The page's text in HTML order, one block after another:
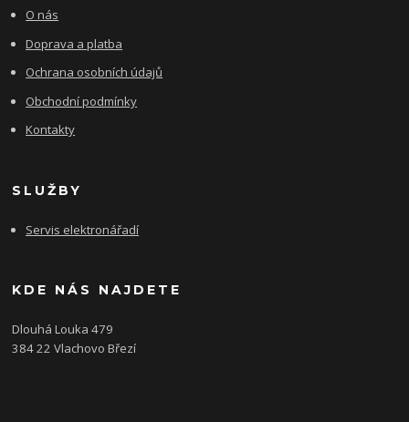
O nás
Doprava a platba
Ochrana osobních údajů
Obchodní podmínky
Kontakty
SLUŽBY
Servis elektronářadí
KDE NÁS NAJDETE
Dlouhá Louka 479
384 22 Vlachovo Březí